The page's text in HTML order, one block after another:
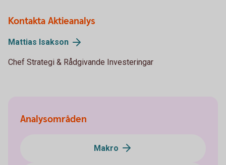
Kontakta Aktieanalys
Mattias Isakson
Chef Strategi & Rådgivande Investeringar
Analysområden
Makro